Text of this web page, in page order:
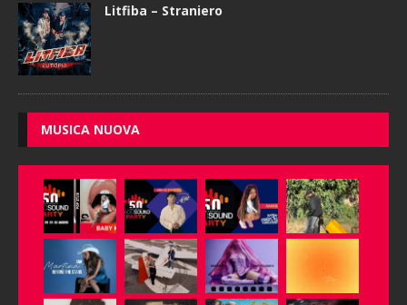
Litfiba – Straniero
MUSICA NUOVA